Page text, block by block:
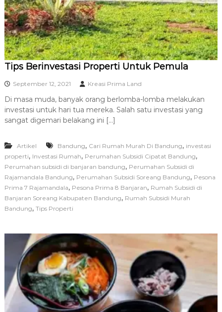
Tips Berinvestasi Properti Untuk Pemula
September 12, 2021 Kreasi Prima Land
Di masa muda, banyak orang berlomba-lomba melakukan
investasi untuk hari tua mereka. Salah satu investasi yang
sangat digemari belakang ini […]
Artikel Bandung, Cari Rumah Murah Di Bandung, investasi
properti, Investasi Rumah, Perumahan Subsidi Cipatat Bandung,
Perumahan subsidi di banjaran bandung, Perumahan Subsidi di
Rajamandala Bandung, Perumahan Subsidi Soreang Bandung, Pesona
Prima 7 Rajamandala, Pesona Prima 8 Banjaran, Rumah Subsidi di
Banjaran Soreang Kabupaten Bandung, Rumah Subsidi Murah
Bandung, Tips Properti